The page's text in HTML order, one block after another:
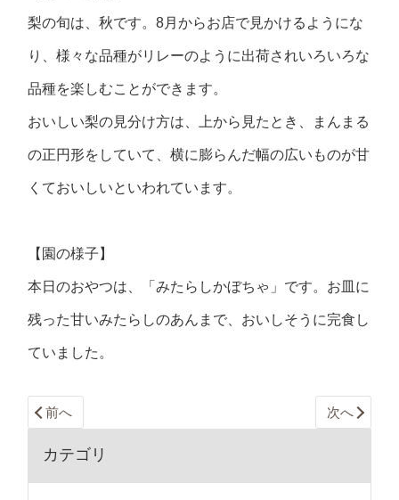
梨の旬は、秋です。8月からお店で見かけるようにな
り、様々な品種がリレーのように出荷されいろいろな
品種を楽しむことができます。
おいしい梨の見分け方は、上から見たとき、まんまる
の正円形をしていて、横に膨らんだ幅の広いものが甘
くておいしいといわれています。
【園の様子】
本日のおやつは、「みたらしかぼちゃ」です。お皿に
残った甘いみたらしのあんまで、おいしそうに完食し
ていました。
前へ 次へ
カテゴリ